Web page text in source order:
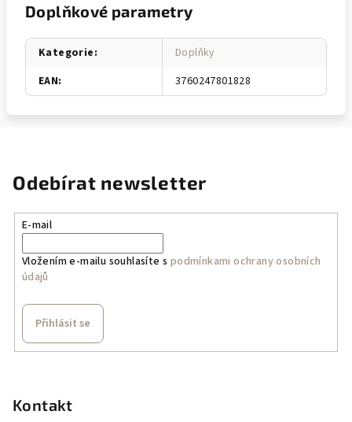
Doplňkové parametry
Kategorie:
Doplňky
EAN: 3760247801828
Odebírat newsletter
E-mail
Vložením e-mailu souhlasíte s podmínkami ochrany osobních
údajů
Přihlásit se
Kontakt